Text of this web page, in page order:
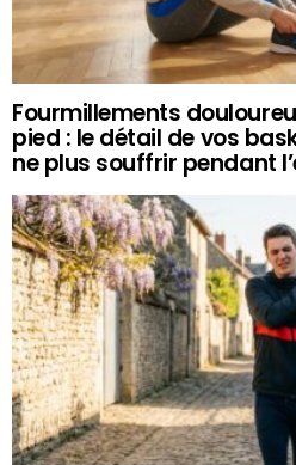
Fourmillements
pied : le détail de vos
ne plus souffrir pendant